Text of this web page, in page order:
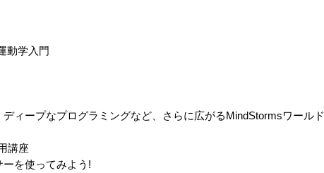
動学入門
ィープなプログラミングなど、さらに広がるMindStormsワールド
講座
を使ってみよう!